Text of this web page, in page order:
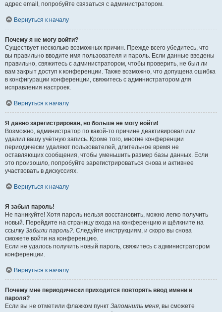
адрес email, попробуйте связаться с администратором.
Вернуться к началу
Почему я не могу войти?
Существует несколько возможных причин. Прежде всего убедитесь, что
вы правильно вводите имя пользователя и пароль. Если данные введены
правильно, свяжитесь с администратором, чтобы проверить, не был ли
вам закрыт доступ к конференции. Также возможно, что допущена ошибка
в конфигурации конференции, свяжитесь с администратором для
исправления настроек.
Вернуться к началу
Я давно зарегистрирован, но больше не могу войти!
Возможно, администратор по какой-то причине деактивировал или
удалил вашу учётную запись. Кроме того, многие конференции
периодически удаляют пользователей, длительное время не
оставляющих сообщения, чтобы уменьшить размер базы данных. Если
это произошло, попробуйте зарегистрироваться снова и активнее
участвовать в дискуссиях.
Вернуться к началу
Я забыл пароль!
Не паникуйте! Хотя пароль нельзя восстановить, можно легко получить
новый. Перейдите на страницу входа на конференцию и щёлкните на
ссылку Забыли пароль?. Следуйте инструкциям, и скоро вы снова
сможете войти на конференцию.
Если не удалось получить новый пароль, свяжитесь с администратором
конференции.
Вернуться к началу
Почему мне периодически приходится повторять ввод имени и
пароля?
Если вы не отметили флажком пункт Запомнить меня, вы сможете